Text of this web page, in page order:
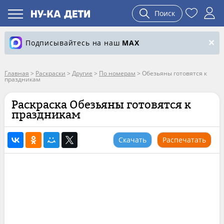
Поиск
Подписывайтесь на наш MAX
Главная > Раскраски > Другие > По номерам > Обезьяны готовятся к
праздникам
Раскраска Обезьяны готовятся к
праздникам
Скачать Распечатать